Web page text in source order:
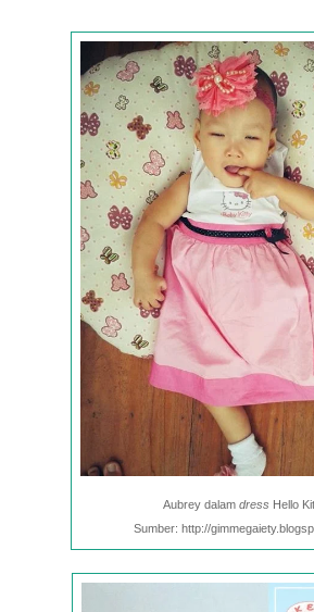
Aubrey dalam dress Hello
Sumber: http://